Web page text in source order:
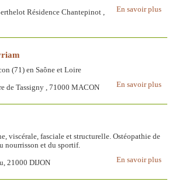
En savoir plus
Résidence Chantepinot ,
(71) en Saône et Loire
En savoir plus
de Tassigny , 71000 MACON
viscérale, fasciale et structurelle. Ostéopathie de
nourrisson et du sportif.
En savoir plus
21000 DIJON